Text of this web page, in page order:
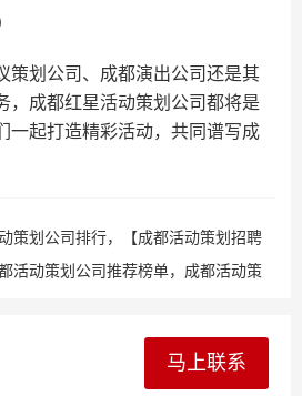
策划公司、成都演出公司还是其
，成都红星活动策划公司都将是
一起打造精彩活动，共同谱写成
策划公司排行，【成都活动策划招聘
】
活动策划公司推荐榜单，成都活动策
马上联系